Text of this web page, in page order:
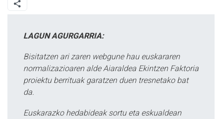
LAGUN AGURGARRIA:
Bisitatzen ari zaren webgune hau euskararen
normalizazioaren alde Aiaraldea Ekintzen Faktoria
proiektu berrituak garatzen duen tresnetako bat
da.
Euskarazko hedabideak sortu eta eskualdean